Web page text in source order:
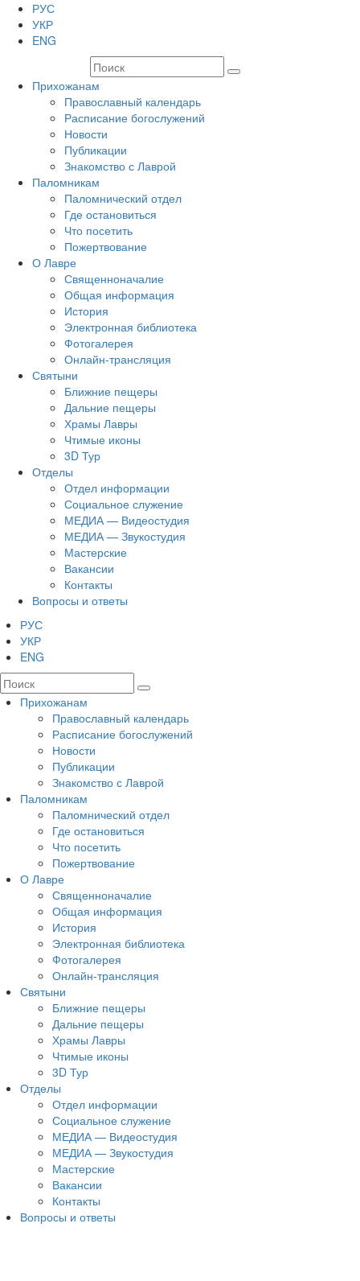
РУС
УКР
ENG
Прихожанам
Православный календарь
Расписание богослужений
Новости
Публикации
Знакомство с Лаврой
Паломникам
Паломнический отдел
Где остановиться
Что посетить
Пожертвование
О Лавре
Священноначалие
Общая информация
История
Электронная библиотека
Фотогалерея
Онлайн-трансляция
Святыни
Ближние пещеры
Дальние пещеры
Храмы Лавры
Чтимые иконы
3D Тур
Отделы
Отдел информации
Социальное служение
МЕДИА — Видеостудия
МЕДИА — Звукостудия
Мастерские
Вакансии
Контакты
Вопросы и ответы
РУС
УКР
ENG
Прихожанам
Православный календарь
Расписание богослужений
Новости
Публикации
Знакомство с Лаврой
Паломникам
Паломнический отдел
Где остановиться
Что посетить
Пожертвование
О Лавре
Священноначалие
Общая информация
История
Электронная библиотека
Фотогалерея
Онлайн-трансляция
Святыни
Ближние пещеры
Дальние пещеры
Храмы Лавры
Чтимые иконы
3D Тур
Отделы
Отдел информации
Социальное служение
МЕДИА — Видеостудия
МЕДИА — Звукостудия
Мастерские
Вакансии
Контакты
Вопросы и ответы